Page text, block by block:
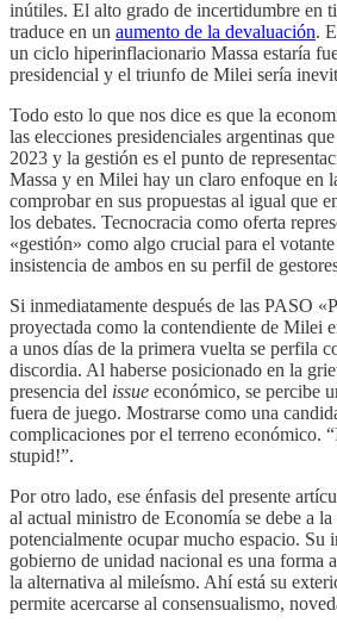
inútiles. El alto grado de incertidumbre en
traduce en un aumento de la devaluación.
un ciclo hiperinflacionario Massa estaría
presidencial y el triunfo de Milei sería
Todo esto lo que nos dice es que la
las elecciones presidenciales argentinas
2023 y la gestión es el punto de
Massa y en Milei hay un claro enfoque en
comprobar en sus propuestas al igual que
los debates. Tecnocracia como oferta
«gestión» como algo crucial para el
insistencia de ambos en su perfil de
Si inmediatamente después de las PASO
proyectada como la contendiente de Milei
a unos días de la primera vuelta se perfila
discordia. Al haberse posicionado en la
presencia del issue económico, se percibe
fuera de juego. Mostrarse como una
complicaciones por el terreno económico.
stupid!”.
Por otro lado, ese énfasis del presente
al actual ministro de Economía se debe a la
potencialmente ocupar mucho espacio. Su
gobierno de unidad nacional es una forma
la alternativa al mileísmo. Ahí está su
permite acercarse al consensualismo,